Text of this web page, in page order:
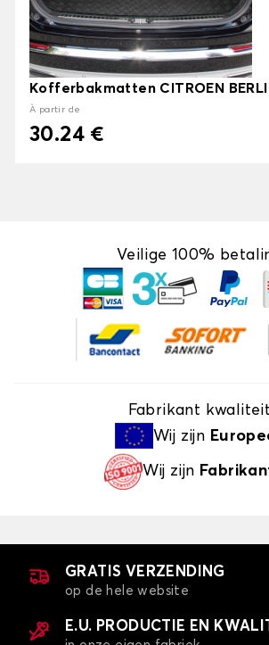
Kofferbakmatten CITROEN
À partir de
30.24 €
Veilige 100%
Fabrikant kwaliteit
Wij zijn
Wij zijn
GRATIS VERZENDING
op de hele website
E.U. PRODUCTIE EN